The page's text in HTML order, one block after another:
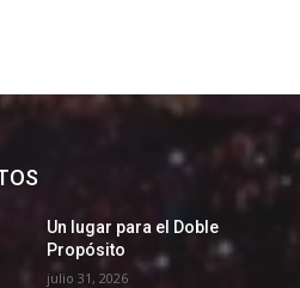
Un lugar para el Doble
Propósito
julio 31, 2026